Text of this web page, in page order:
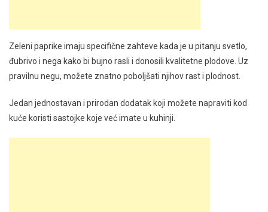
Zeleni paprike imaju specifične zahteve kada je u pitanju svetlo,
đubrivo i nega kako bi bujno rasli i donosili kvalitetne plodove. Uz
pravilnu negu, možete znatno poboljšati njihov rast i plodnost.
Jedan jednostavan i prirodan dodatak koji možete napraviti kod
kuće koristi sastojke koje već imate u kuhinji.